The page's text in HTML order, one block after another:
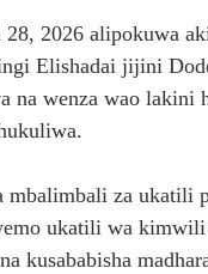
2026 alipokuwa
Elishadai jijini
na wenza wao
mbalimbali za ukatili
ukatili wa kimwili
kusababisha